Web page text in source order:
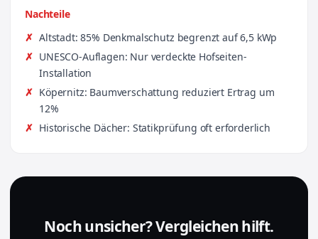
Nachteile
Altstadt: 85% Denkmalschutz begrenzt auf 6,5 kWp
UNESCO-Auflagen: Nur verdeckte Hofseiten-
Installation
Köpernitz: Baumverschattung reduziert Ertrag um
12%
Historische Dächer: Statikprüfung oft erforderlich
Noch unsicher? Vergleichen hilft.